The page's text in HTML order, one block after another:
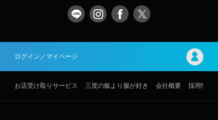
ログイン／マイページ
お店受け取りサービス 三度の飯より服が好き 会社概要 採用情報